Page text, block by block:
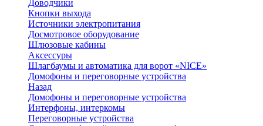
Доводчики
Кнопки выхода
Источники электропитания
Досмотровое оборудование
Шлюзовые кабины
Аксессуры
Шлагбаумы и автоматика для ворот «NICE»
Домофоны и переговорные устройства
Назад
Домофоны и переговорные устройства
Интерфоны, интеркомы
Переговорные устройства